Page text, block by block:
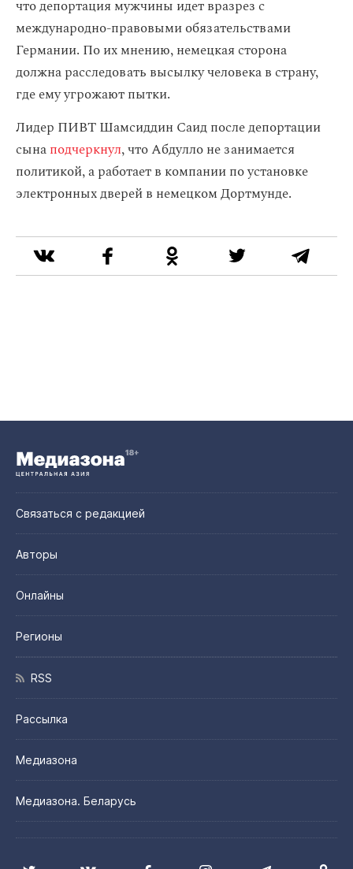
что депортация мужчины идет вразрез с
международно-правовыми обязательствами
Германии. По их мнению, немецкая сторона
должна расследовать высылку человека в страну,
где ему угрожают пытки.
Лидер ПИВТ Шамсиддин Саид после депортации
сынаподчеркнул, что Абдулло не занимается
политикой, а работает в компании по установке
электронных дверей в немецком Дортмунде.
Связаться с редакцией
Авторы
Онлайны
Регионы
RSS
Рассылка
Медиазона
Медиазона. Беларусь